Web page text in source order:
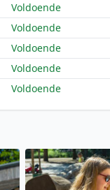
Voldoende
Voldoende
Voldoende
Voldoende
Voldoende